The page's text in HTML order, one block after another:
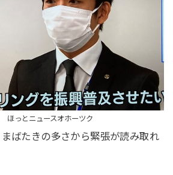
ほっとニュースオホーツク
ばたきの多さから緊張が読み取れ